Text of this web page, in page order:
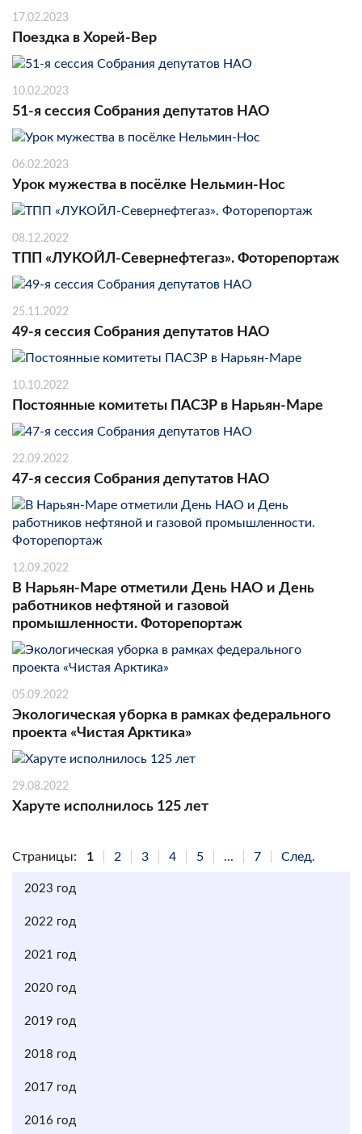
17.02.2023
Поездка в Хорей-Вер
10.02.2023
51-я сессия Собрания депутатов НАО
06.02.2023
Урок мужества в посёлке Нельмин-Нос
08.12.2022
ТПП «ЛУКОЙЛ-Севернефтегаз». Фоторепортаж
25.11.2022
49-я сессия Собрания депутатов НАО
10.10.2022
Постоянные комитеты ПАСЗР в Нарьян-Маре
22.09.2022
47-я сессия Собрания депутатов НАО
12.09.2022
В Нарьян-Маре отметили День НАО и День
работников нефтяной и газовой
промышленности. Фоторепортаж
05.09.2022
Экологическая уборка в рамках федерального
проекта «Чистая Арктика»
29.08.2022
Харуте исполнилось 125 лет
Страницы: 1 2 3 4 5 ... 7 След.
2023 год
2022 год
2021 год
2020 год
2019 год
2018 год
2017 год
2016 год